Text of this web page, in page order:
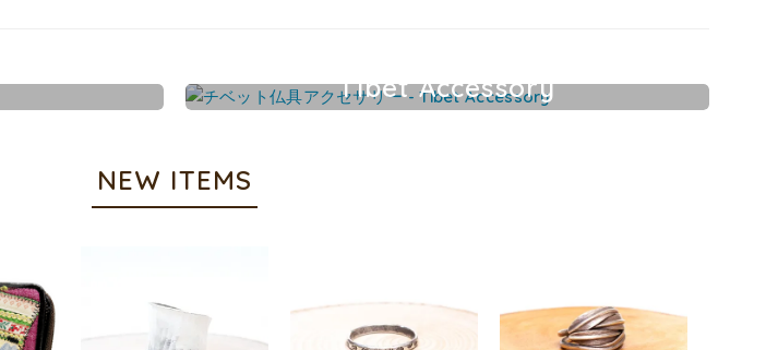
Tibet Accessory
NEW ITEMS